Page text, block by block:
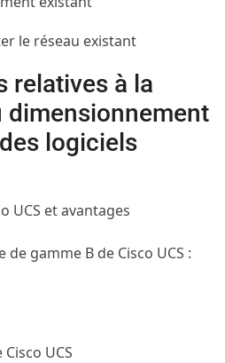
le réseau existant
relatives à la
dimensionnement
logiciels
UCS et avantages
gamme B de Cisco UCS :
UCS